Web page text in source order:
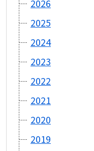
2026
2025
2024
2023
2022
2021
2020
2019